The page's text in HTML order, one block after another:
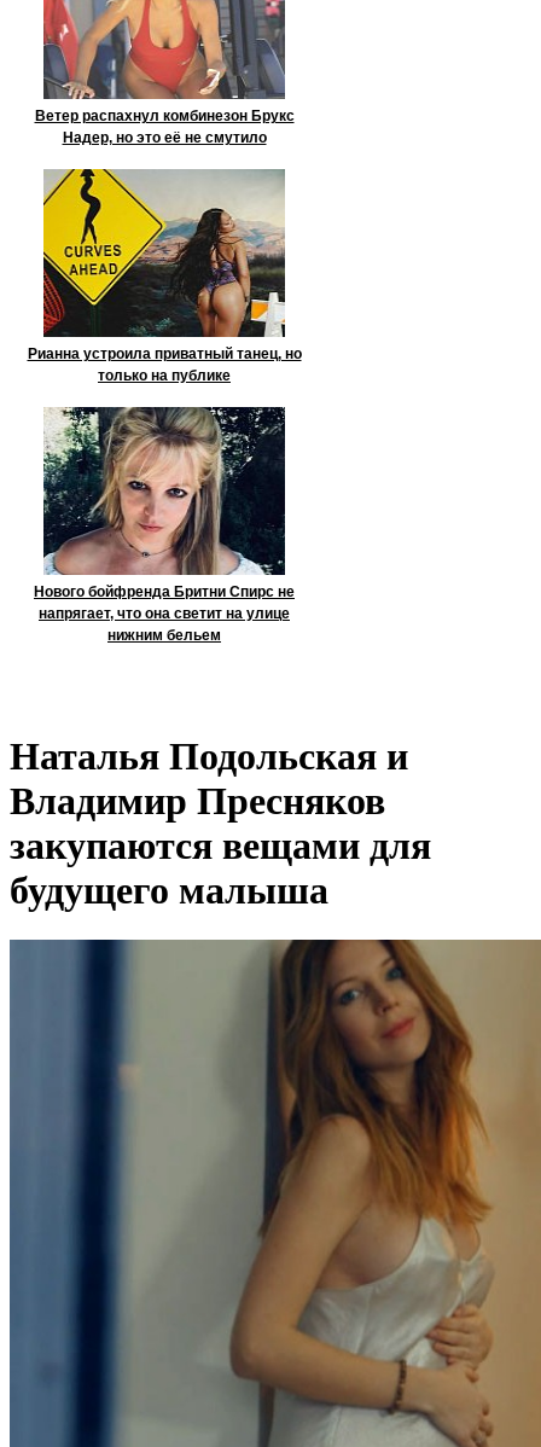
Ветер распахнул комбинезон Брукс
Надер, но это её не смутило
Рианна устроила приватный танец, но
только на публике
Нового бойфренда Бритни Спирс не
напрягает, что она светит на улице
нижним бельем
Наталья Подольская и
Владимир Пресняков
закупаются вещами для
будущего малыша